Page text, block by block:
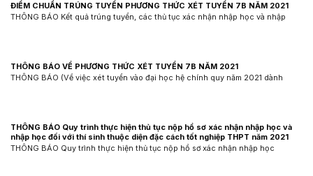
ĐIỂM CHUẨN TRÚNG TUYỂN PHƯƠNG THỨC XÉT TUYỂN 7B NĂM 2021
THÔNG BÁO Kết quả trúng tuyển, các thủ tục xác nhận nhập học và nhập
THÔNG BÁO VỀ PHƯƠNG THỨC XÉT TUYỂN 7B NĂM 2021
THÔNG BÁO (Về việc xét tuyển vào đại học hệ chính quy năm 2021 dành
THÔNG BÁO Quy trình thực hiện thủ tục nộp hồ sơ xác nhận nhập học và
nhập học đối với thí sinh thuộc diện đặc cách tốt nghiệp THPT năm 2021
THÔNG BÁO Quy trình thực hiện thủ tục nộp hồ sơ xác nhận nhập học